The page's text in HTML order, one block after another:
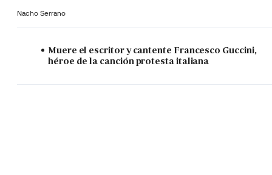
Nacho Serrano
Muere el escritor y cantente Francesco Guccini,
héroe de la canción protesta italiana